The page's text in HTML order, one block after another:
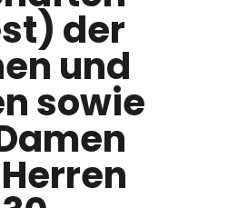
der
und
sowie